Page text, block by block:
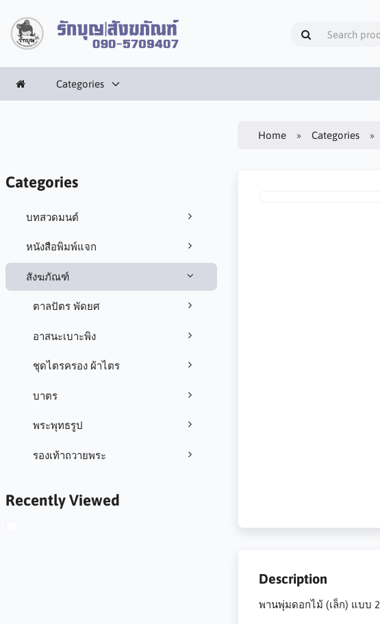
Categories
Categories
บทสวดมนต์
หนังสือพิมพ์แจก
สังฆภัณฑ์
ตาลปัตร พัดยศ
อาสนะเบาะพิง
ชุดไตรครอง ผ้าไตร
บาตร
พระพุทธรูป
รองเท้าถวายพระ
Recently Viewed
Home Categories
Description
พานพุ่มดอกไม้ (เล็ก) แบบ 2